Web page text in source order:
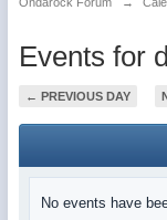
Events for
← PREVIOUS DAY
No events have